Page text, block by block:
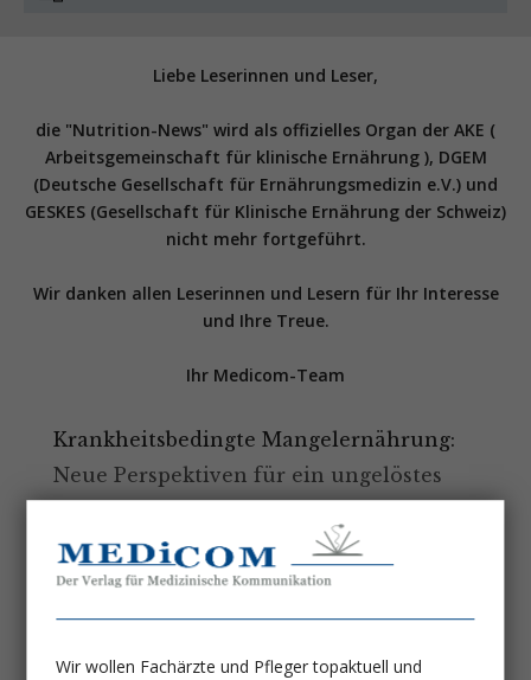
Liebe Leserinnen und Leser,
die "Nutrition-News" wird als offizielles Organ der AKE (
Arbeitsgemeinschaft für klinische Ernährung ), DGEM
(Deutsche Gesellschaft für Ernährungsmedizin e.V.) und
GESKES (Gesellschaft für Klinische Ernährung der Schweiz)
nicht mehr fortgeführt.
Wir danken allen Leserinnen und Lesern für Ihr Interesse
und Ihre Treue.
Ihr Medicom-Team
Krankheitsbedingte Mangelernährung:
Neue Perspektiven für ein ungelöstes
Prof. Dr. med. Matthias Pirlich
Wir wollen Fachärzte und Pfleger topaktuell und